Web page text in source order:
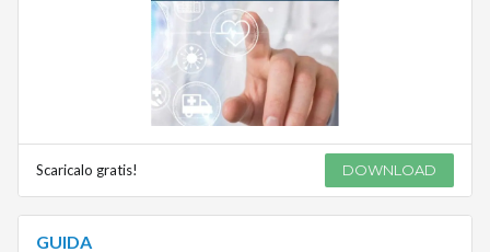
Scaricalo gratis! DOWNLOAD
GUIDA